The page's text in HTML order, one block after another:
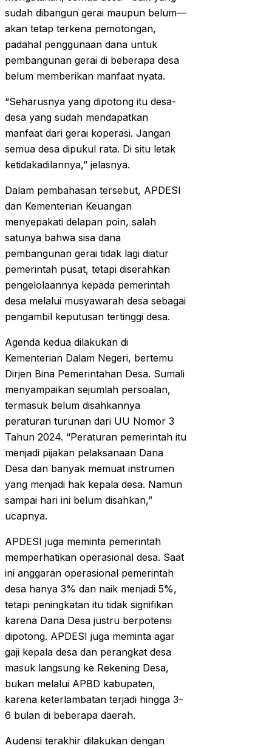
sudah dibangun gerai maupun belum—
akan tetap terkena pemotongan,
padahal penggunaan dana untuk
pembangunan gerai di beberapa desa
belum memberikan manfaat nyata.
“Seharusnya yang dipotong itu desa-
desa yang sudah mendapatkan
manfaat dari gerai koperasi. Jangan
semua desa dipukul rata. Di situ letak
ketidakadilannya,” jelasnya.
Dalam pembahasan tersebut, APDESI
dan Kementerian Keuangan
menyepakati delapan poin, salah
satunya bahwa sisa dana
pembangunan gerai tidak lagi diatur
pemerintah pusat, tetapi diserahkan
pengelolaannya kepada pemerintah
desa melalui musyawarah desa sebagai
pengambil keputusan tertinggi desa.
Agenda kedua dilakukan di
Kementerian Dalam Negeri, bertemu
Dirjen Bina Pemerintahan Desa. Sumali
menyampaikan sejumlah persoalan,
termasuk belum disahkannya
peraturan turunan dari UU Nomor 3
Tahun 2024. “Peraturan pemerintah itu
menjadi pijakan pelaksanaan Dana
Desa dan banyak memuat instrumen
yang menjadi hak kepala desa. Namun
sampai hari ini belum disahkan,”
ucapnya.
APDESI juga meminta pemerintah
memperhatikan operasional desa. Saat
ini anggaran operasional pemerintah
desa hanya 3% dan naik menjadi 5%,
tetapi peningkatan itu tidak signifikan
karena Dana Desa justru berpotensi
dipotong. APDESI juga meminta agar
gaji kepala desa dan perangkat desa
masuk langsung ke Rekening Desa,
bukan melalui APBD kabupaten,
karena keterlambatan terjadi hingga 3–
6 bulan di beberapa daerah.
Audensi terakhir dilakukan dengan